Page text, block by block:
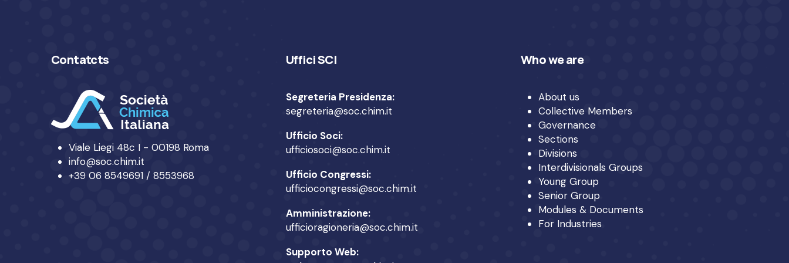
Contatcts
Viale Liegi 48c I - 00198 Roma
info@soc.chim.it
+39 06 8549691 / 8553968
Uffici SCI
Segreteria Presidenza:
segreteria@soc.chim.it
Ufficio Soci:
ufficiosoci@soc.chim.it
Ufficio Congressi:
ufficiocongressi@soc.chim.it
Amministrazione:
ufficioragioneria@soc.chim.it
Supporto Web:
Who we are
About us
Collective Members
Governance
Sections
Divisions
Interdivisionals Groups
Young Group
Senior Group
Modules & Documents
For Industries